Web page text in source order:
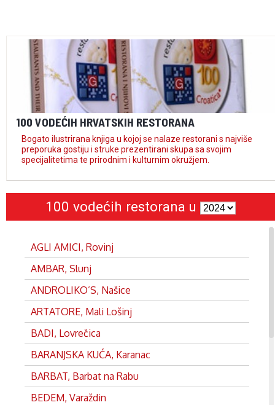
100 VODEĆIH HRVATSKIH RESTORANA
Bogato ilustrirana knjiga u kojoj se nalaze restorani s najviše
preporuka gostiju i struke prezentirani skupa sa svojim
specijalitetima te prirodnim i kulturnim okružjem.
100 vodećih restorana u
AGLI AMICI, Rovinj
AMBAR, Slunj
ANDROLIKO’S, Našice
ARTATORE, Mali Lošinj
BADI, Lovrečica
BARANJSKA KUĆA, Karanac
BARBAT, Barbat na Rabu
BEDEM, Varaždin